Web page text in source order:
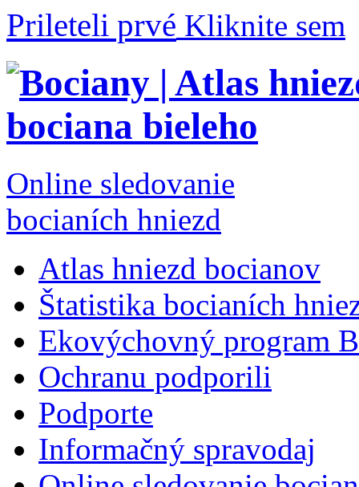
Prileteli prvé Kliknite sem
Online sledovanie
bocianích hniezd
Atlas hniezd bocianov
Štatistika bocianích
Ekovýchovný program
Ochranu podporili
Podporte
Informačný spravodaj